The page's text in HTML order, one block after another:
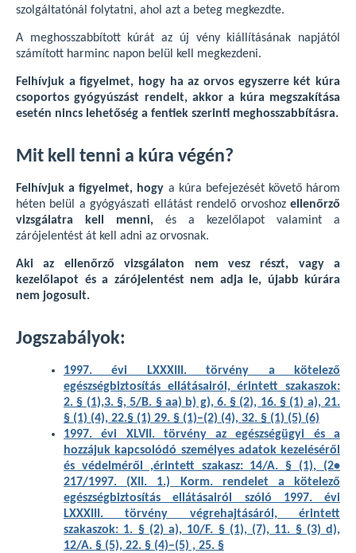
szolgáltatónál folytatni, ahol azt a beteg megkezdte.
A meghosszabbított kúrát az új vény kiállításának napjától
számított harminc napon belül kell megkezdeni.
Felhívjuk a figyelmet, hogy ha az orvos egyszerre két kúra
csoportos gyógyúszást rendelt, akkor a kúra megszakítása
esetén nincs lehetőség a fentiek szerinti meghosszabbításra.
Mit kell tenni a kúra végén?
Felhívjuk a figyelmet, hogy a kúra befejezését követő három
héten belül a gyógyászati ellátást rendelő orvoshoz ellenőrző
vizsgálatra kell menni, és a kezelőlapot valamint a
zárójelentést át kell adni az orvosnak.
Aki az ellenőrző vizsgálaton nem vesz részt, vagy a
kezelőlapot és a zárójelentést nem adja le, újabb kúrára
nem jogosult.
Jogszabályok:
1997. évi LXXXIII. törvény a kötelező
egészségbiztosítás ellátásairól, érintett szakaszok:
2. § (1),3. §, 5/B. § aa) b) g), 6. § (2), 16. § (1) a), 21.
§ (1) (4), 22.§ (1) 29. § (1)–(2) (4), 32. § (1) (5) (6)
1997. évi XLVII. törvény az egészségügyi és a
hozzájuk kapcsolódó személyes adatok kezeléséről
és védelméről ,érintett szakasz: 14/A. § (1), (2•
217/1997. (XII. 1.) Korm. rendelet a kötelező
egészségbiztosítás ellátásairól szóló 1997. évi
LXXXIII. törvény végrehajtásáról, érintett
szakaszok: 1. § (2) a), 10/F. § (1), (7), 11. § (3) d),
12/A. § (5), 22. § (4)–(5) , 25. §